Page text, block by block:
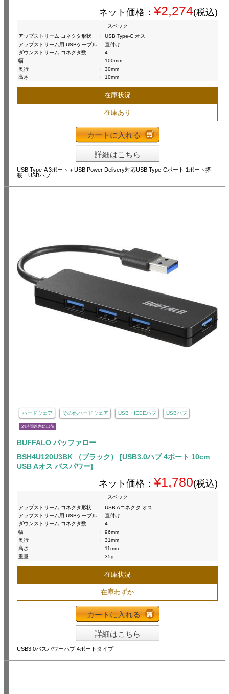
ネット価格： ¥2,274(税込)
スペック
アップストリーム コネクタ形状
:
USB Type-C オス
アップストリーム用 USBケーブル :
直付け
ダウンストリーム コネクタ数
:
4
幅
:
100mm
奥行
:
30mm
高さ
: 10mm
在庫状況
在庫あり
カートに入れる
詳細はこちら
USB Type-A 3ポート＋USB Power Delivery対応USB Type-Cポート 1ポート搭
載 USBハブ
ハードウェア その他ハードウェア USB・IEEEハブ USBハブ
24時間以内に出荷
BUFFALO バッファロー
BSH4U120U3BK （ブラック） [USB3.0ハブ 4ポート 10cm
USB Aオス バスパワー]
ネット価格： ¥1,780(税込)
スペック
アップストリーム コネクタ形状
:
USB Aコネクタ オス
アップストリーム用 USBケーブル :
直付け
ダウンストリーム コネクタ数
:
4
幅
:
96mm
奥行
:
31mm
高さ
:
11mm
重量
: 35g
在庫状況
在庫わずか
カートに入れる
詳細はこちら
USB3.0バスパワーハブ 4ポートタイプ